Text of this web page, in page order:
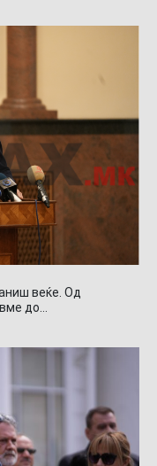
веќе. Од
до…